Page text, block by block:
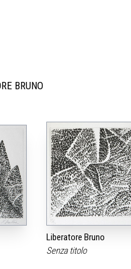
BRUNO
Liberatore Bruno
Senza titolo